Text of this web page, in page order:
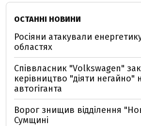
ОСТАННІ НОВИНИ
Росіяни атакували
областях
Співвласник "Volkswagen"
керівництво "діяти негайно"
автогіганта
Ворог знищив відділення
Сумщині